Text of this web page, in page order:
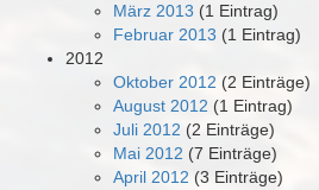
März 2013 (1 Eintrag)
Februar 2013 (1 Eintrag)
2012
Oktober 2012 (2 Einträge)
August 2012 (1 Eintrag)
Juli 2012 (2 Einträge)
Mai 2012 (7 Einträge)
April 2012 (3 Einträge)